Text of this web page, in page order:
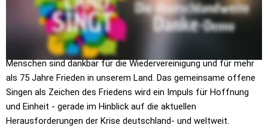
Städten und Dörfern ein.
Wie auch immer Sie persönlich auf die Ereignisse seit der
friedlichen Revolution und dem Mauerfall zurückblicken – viele
Menschen sind dankbar für die Wiedervereinigung und für mehr
als 75 Jahre Frieden in unserem Land. Das gemeinsame offene
Singen als Zeichen des Friedens wird ein Impuls für Hoffnung
und Einheit - gerade im Hinblick auf die aktuellen
Herausforderungen der Krise deutschland- und weltweit.